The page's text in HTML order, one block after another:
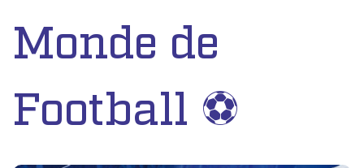
Monde de
Football ⚽